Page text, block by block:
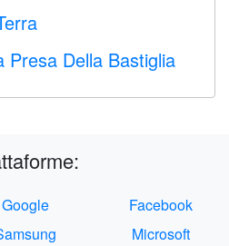
Presa Della Bastiglia
Google
Facebook
Microsoft